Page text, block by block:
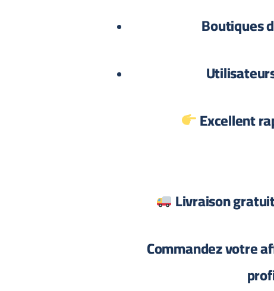
Boutiques
Excellent
Livraison
Commandez votre